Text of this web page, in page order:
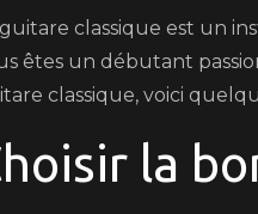
classique est un
êtes un débutant
classique, voici
la